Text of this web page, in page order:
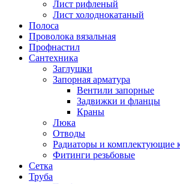
Лист рифленый
Лист холоднокатаный
Полоса
Проволока вязальная
Профнастил
Сантехника
Заглушки
Запорная арматура
Вентили запорные
Задвижки и фланцы
Краны
Люка
Отводы
Радиаторы и комплектующие
Фитинги резьбовые
Сетка
Труба